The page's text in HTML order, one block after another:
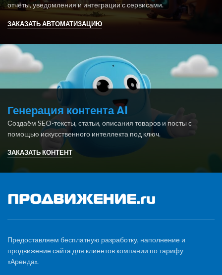
отчёты, уведомления и интеграции с сервисами.
ЗАКАЗАТЬ АВТОМАТИЗАЦИЮ
Генерация контента AI
Создаём SEO-тексты, статьи, описания товаров и посты с
помощью искусственного интеллекта под ключ.
ЗАКАЗАТЬ КОНТЕНТ
Предоставляем бесплатную разработку, наполнение и
продвижение сайта для клиентов компании по тарифу
«Аренда».